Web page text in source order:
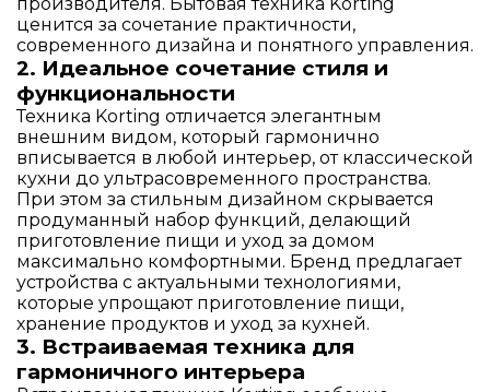
ценится за сочетание практичности,
современного дизайна и понятного управления.
2. Идеальное сочетание стиля и
функциональности
Техника Korting отличается элегантным
внешним видом, который гармонично
вписывается в любой интерьер, от классической
кухни до ультрасовременного пространства.
При этом за стильным дизайном скрывается
продуманный набор функций, делающий
приготовление пищи и уход за домом
максимально комфортными. Бренд предлагает
устройства с актуальными технологиями,
которые упрощают приготовление пищи,
хранение продуктов и уход за кухней.
3. Встраиваемая техника для
гармоничного интерьера